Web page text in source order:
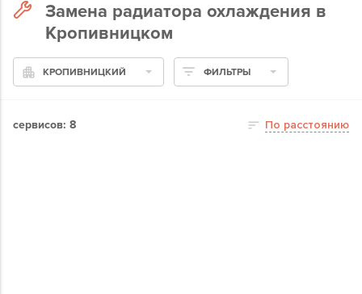
Замена радиатора охлаждения в
Кропивницком
КРОПИВНИЦКИЙ ФИЛЬТРЫ
сервисов: 8 По расстоянию